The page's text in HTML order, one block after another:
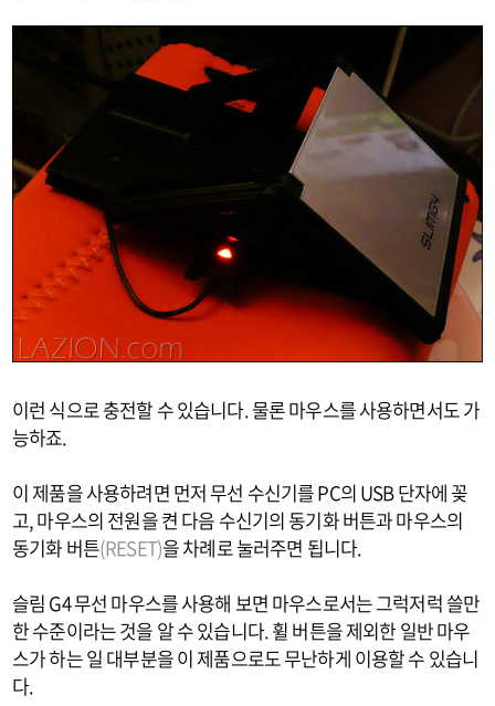
이런 식으로 충전할 수 있습니다. 물론 마우스를 사용하면서도 가
능하죠.
이 제품을 사용하려면 먼저 무선 수신기를 PC의 USB 단자에 꽂
고, 마우스의 전원을 켠 다음 수신기의 동기화 버튼과 마우스의
동기화 버튼(RESET)을 차례로 눌러주면 됩니다.
슬림 G4 무선 마우스를 사용해 보면 마우스로서는 그럭저럭 쓸만
한 수준이라는 것을 알 수 있습니다. 휠 버튼을 제외한 일반 마우
스가 하는 일 대부분을 이 제품으로도 무난하게 이용할 수 있습니
다.